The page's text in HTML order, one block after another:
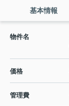
基本情報
物件名
価格
管理費